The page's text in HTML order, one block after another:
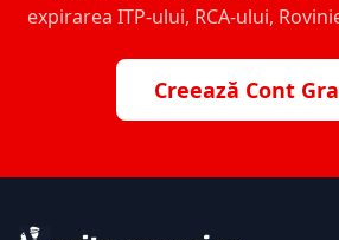
expirarea ITP-ului, RCA-ului,
Creează Cont